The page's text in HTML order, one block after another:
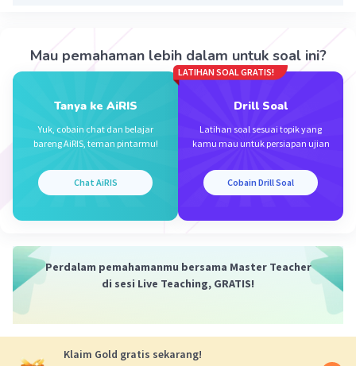
Mau pemahaman lebih dalam untuk soal ini?
Tanya ke AiRIS
Yuk, cobain chat dan belajar
bareng AiRIS, teman pintarmu!
Chat AiRIS
LATIHAN SOAL GRATIS!
Drill Soal
Latihan soal sesuai topik yang
kamu mau untuk persiapan ujian
Cobain Drill Soal
Perdalam pemahamanmu bersama Master Teacher
di sesi Live Teaching, GRATIS!
Klaim Gold gratis sekarang!